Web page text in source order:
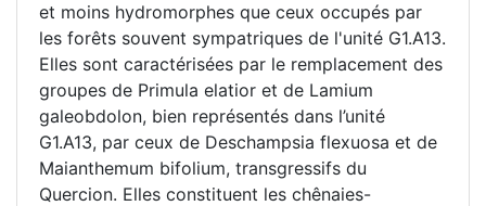
et moins hydromorphes que ceux occupés par
les forêts souvent sympatriques de l'unité G1.A13.
Elles sont caractérisées par le remplacement des
groupes de Primula elatior et de Lamium
galeobdolon, bien représentés dans l’unité
G1.A13, par ceux de Deschampsia flexuosa et de
Maianthemum bifolium, transgressifs du
Quercion. Elles constituent les chênaies-